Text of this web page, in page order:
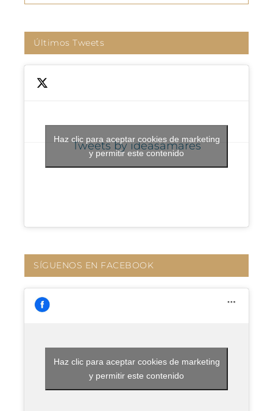
Últimos Tweets
Tweets by ideasamares
Haz clic para aceptar cookies de marketing
y permitir este contenido
SÍGUENOS EN FACEBOOK
Haz clic para aceptar cookies de marketing
y permitir este contenido